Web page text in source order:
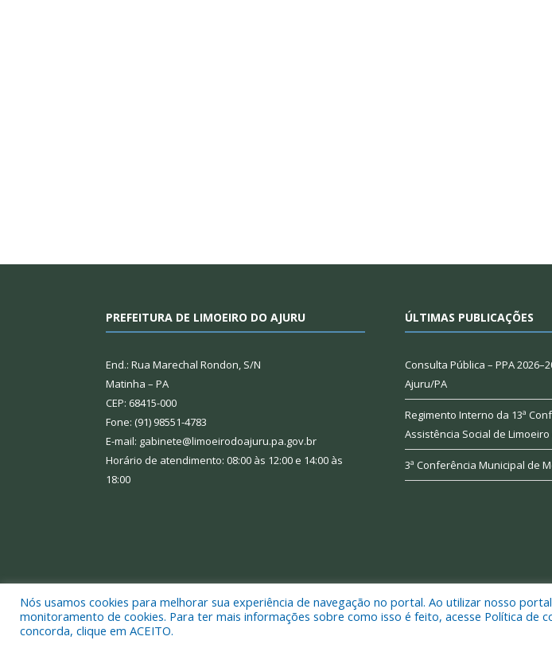
PREFEITURA DE LIMOEIRO DO AJURU
End.: Rua Marechal Rondon, S/N
Matinha – PA
CEP: 68415-000
Fone: (91) 98551-4783
E-mail: gabinete@limoeirodoajuru.pa.gov.br
Horário de atendimento: 08:00 às 12:00 e 14:00 às
18:00
ÚLTIMAS PUBLICAÇÕES
Consulta Pública – PPA
Ajuru/PA
Regimento Interno da 13ª
Assistência Social de
3ª Conferência Municipal de
Nós usamos cookies para melhorar sua experiência de navegação no portal. Ao utilizar nosso
monitoramento de cookies. Para ter mais informações sobre como isso é feito, acesse Política de
concorda, clique em ACEITO.